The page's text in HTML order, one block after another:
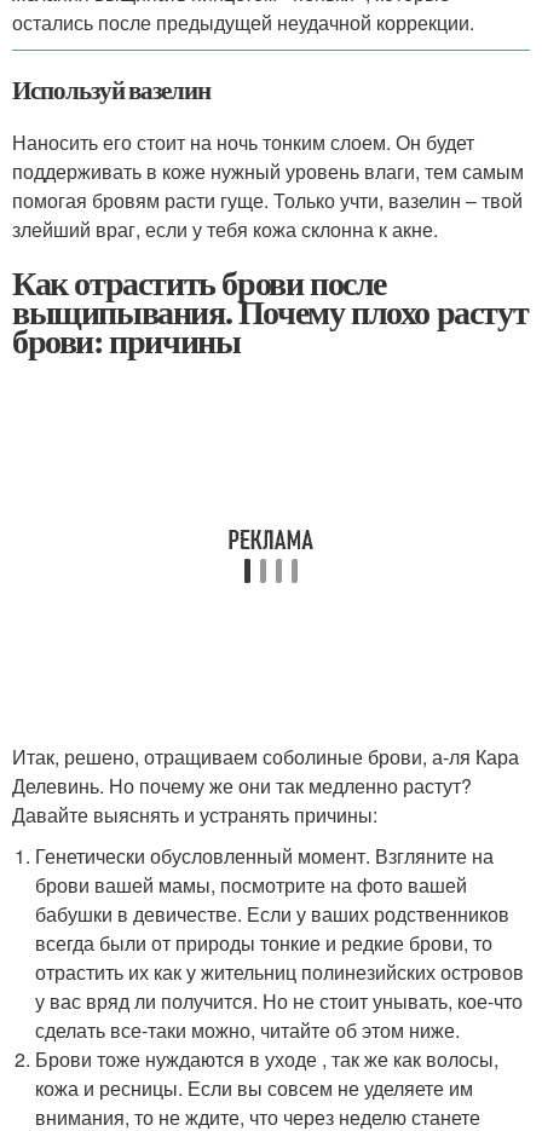
остались после предыдущей неудачной коррекции.
Используй вазелин
Наносить его стоит на ночь тонким слоем. Он будет
поддерживать в коже нужный уровень влаги, тем самым
помогая бровям расти гуще. Только учти, вазелин – твой
злейший враг, если у тебя кожа склонна к акне.
Как отрастить брови после
выщипывания. Почему плохо растут
брови: причины
Итак, решено, отращиваем соболиные брови, а-ля Кара
Делевинь. Но почему же они так медленно растут?
Давайте выяснять и устранять причины:
Генетически обусловленный момент. Взгляните на
брови вашей мамы, посмотрите на фото вашей
бабушки в девичестве. Если у ваших родственников
всегда были от природы тонкие и редкие брови, то
отрастить их как у жительниц полинезийских островов
у вас вряд ли получится. Но не стоит унывать, кое-что
сделать все-таки можно, читайте об этом ниже.
Брови тоже нуждаются в уходе , так же как волосы,
кожа и ресницы. Если вы совсем не уделяете им
внимания, то не ждите, что через неделю станете